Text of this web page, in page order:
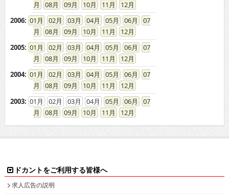
08
09 10 11
12
2006: 01 02 03 04 05 06
07
08
09 10 11
12
2005: 01 02 03 04 05 06
07
08
09 10 11
12
2004: 01 02 03 04 05 06
07
08
09 10 11
12
2003: 01 02 03 04 05 06
07
08
09 10 11 12
ドカントをご利用する皆様へ
求人広告の説明